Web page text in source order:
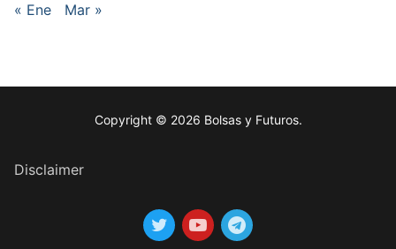
« Ene Mar »
Copyright © 2026 Bolsas y Futuros.
Disclaimer